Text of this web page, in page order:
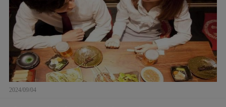
2024/09/04